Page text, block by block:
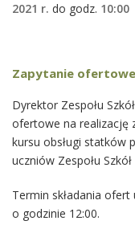
2021 r. do godz. 10:00
Zapytanie ofertowe
Dyrektor Zespołu
ofertowe na realizację
kursu obsługi statków
uczniów Zespołu
Termin składania ofert
o godzinie 12:00.